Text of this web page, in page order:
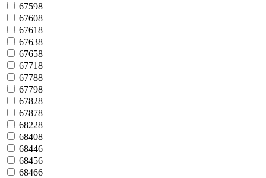
67598
67608
67618
67638
67658
67718
67788
67798
67828
67878
68228
68408
68446
68456
68466